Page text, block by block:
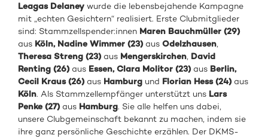
Leagas Delaney wurde die lebensbejahende Kampagne
mit „echten Gesichtern“ realisiert. Erste Clubmitglieder
sind: Stammzellspender:innen Maren Bauchmüller (29)
aus Köln, Nadine Wimmer (23)ausOdelzhausen,
Theresa Streng (23)aus Mengerskirchen, David
Renting (26)aus Essen, Clara Molitor (23)aus Berlin,
Cecil Kraus (26)aus Hamburg und Florian Hess (24)aus
Köln. Als Stammzellempfänger unterstützt uns Lars
Penke (27)aus Hamburg. Sie alle helfen uns dabei,
unsere Clubgemeinschaft bekannt zu machen, indem sie
ihre ganz persönliche Geschichte erzählen. Der DKMS-